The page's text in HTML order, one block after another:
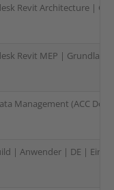
Revit Architecture |
Revit MEP |
Management (ACC
| Anwender | DE |